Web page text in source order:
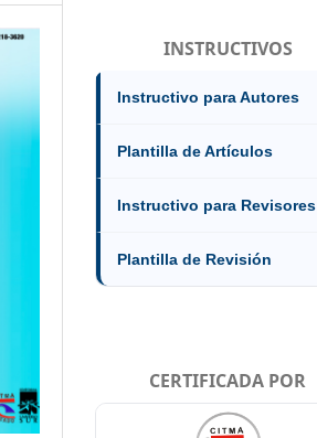
INSTRUCTIVOS
Instructivo para Autores
Plantilla de Artículos
Instructivo para Revisores
Plantilla de Revisión
CERTIFICADA POR